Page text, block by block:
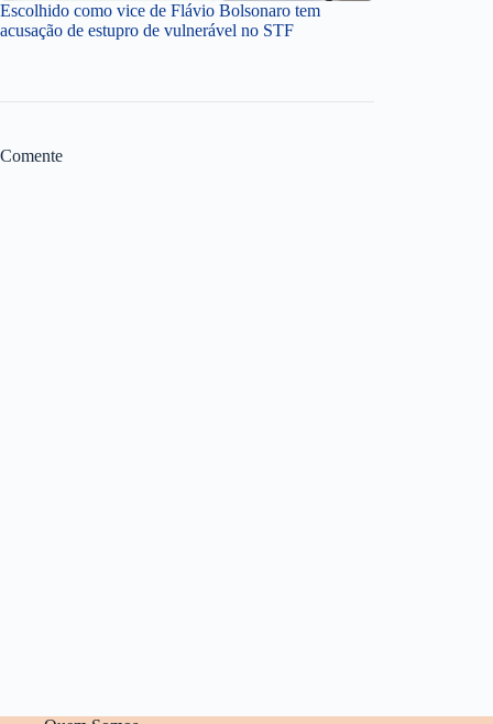
Escolhido como vice de Flávio Bolsonaro tem
acusação de estupro de vulnerável no STF
Comente